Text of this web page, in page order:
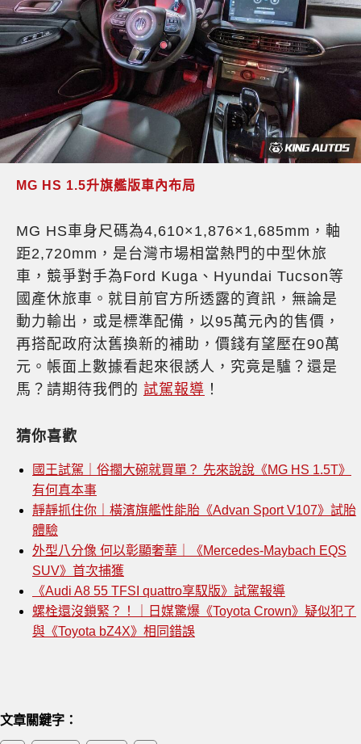
MG HS 1.5升旗艦版車內布局
MG HS車身尺碼為4,610×1,876×1,685mm，軸
距2,720mm，是台灣市場相當熱門的中型休旅
車，競爭對手為Ford Kuga、Hyundai Tucson等
國產休旅車。就目前官方所透露的資訊，無論是
動力輸出，或是標準配備，以95萬元內的售價，
再搭配政府汰舊換新的補助，價錢有望壓在90萬
元。帳面上數據看起來很誘人，究竟是驢？還是
馬？請期待我們的 試駕報導 ！
猜你喜歡
國王試駕｜俗擱大碗就買單？ 先來說說《MG HS 1.5T》
有何真本事
靜靜抓住你｜橫濱旗艦性能胎《Advan Sport V107》試胎
體驗
外型八分像 何以彰顯奢華｜《Mercedes-Maybach EQS
SUV》首次捕獲
《Audi A8 55 TFSI quattro享馭版》試駕報導
螺栓還沒鎖緊？！｜日媒驚爆《Toyota Crown》疑似犯了
與《Toyota bZ4X》相同錯誤
文章關鍵字：